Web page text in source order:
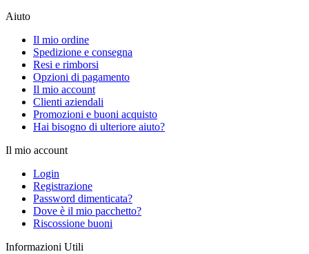
Aiuto
Il mio ordine
Spedizione e consegna
Resi e rimborsi
Opzioni di pagamento
Il mio account
Clienti aziendali
Promozioni e buoni acquisto
Hai bisogno di ulteriore aiuto?
Il mio account
Login
Registrazione
Password dimenticata?
Dove è il mio pacchetto?
Riscossione buoni
Informazioni Utili